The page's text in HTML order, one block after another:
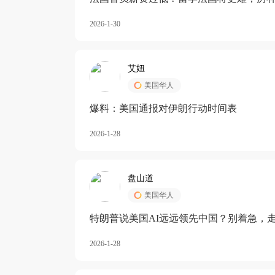
2026-1-30
艾妞
美国华人
爆料：美国通报对伊朗行动时间表
2026-1-28
盘山道
美国华人
特朗普说美国AI远远领先中国？别着急，
2026-1-28